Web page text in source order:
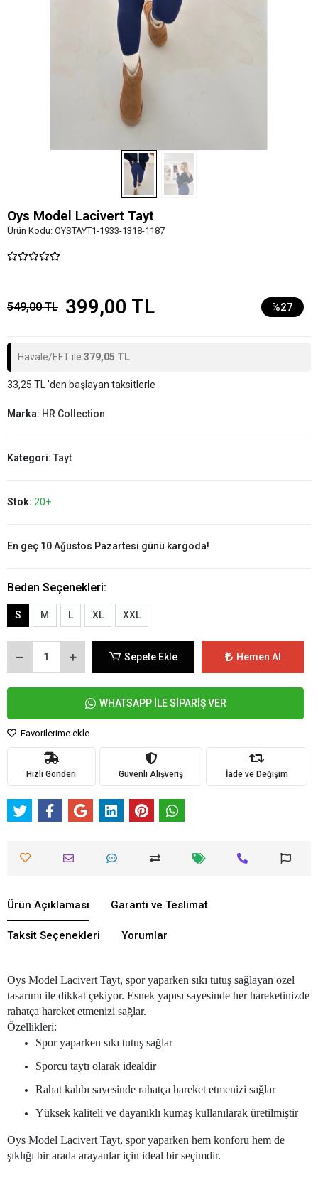
Oys Model Lacivert Tayt
Ürün Kodu: OYSTAYT1-1933-1318-1187
549,00 TL 399,00 TL %27
Havale/EFT ile 379,05 TL
33,25 TL 'den başlayan taksitlerle
Marka: HR Collection
Kategori: Tayt
Stok: 20+
En geç 10 Ağustos Pazartesi günü kargoda!
Beden Seçenekleri:
S M L XL XXL
Sepete Ekle Hemen Al
WHATSAPP İLE SİPARİŞ VER
Favorilerime ekle
Hızlı Gönderi Güvenli Alışveriş İade ve Değişim
Ürün Açıklaması Garanti ve Teslimat
Taksit Seçenekleri Yorumlar
Oys Model Lacivert Tayt, spor yaparken sıkı tutuş sağlayan özel
tasarımı ile dikkat çekiyor. Esnek yapısı sayesinde her hareketinizde
rahatça hareket etmenizi sağlar.
Özellikleri:
Spor yaparken sıkı tutuş sağlar
Sporcu taytı olarak idealdir
Rahat kalıbı sayesinde rahatça hareket etmenizi sağlar
Yüksek kaliteli ve dayanıklı kumaş kullanılarak üretilmiştir
Oys Model Lacivert Tayt, spor yaparken hem konforu hem de
şıklığı bir arada arayanlar için ideal bir seçimdir.